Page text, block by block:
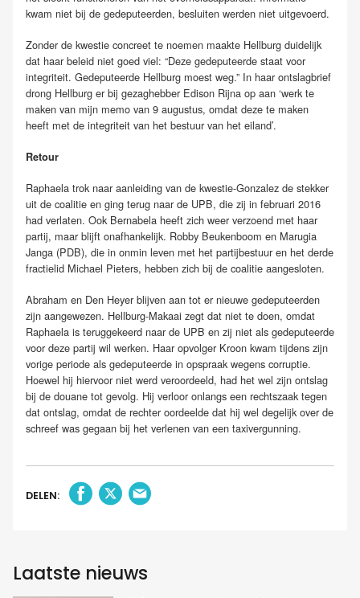
kwam niet bij de gedeputeerden, besluiten werden niet uitgevoerd.
Zonder de kwestie concreet te noemen maakte Hellburg duidelijk
dat haar beleid niet goed viel: “Deze gedeputeerde staat voor
integriteit. Gedeputeerde Hellburg moest weg.” In haar ontslagbrief
drong Hellburg er bij gezaghebber Edison Rijna op aan ‘werk te
maken van mijn memo van 9 augustus, omdat deze te maken
heeft met de integriteit van het bestuur van het eiland’.
Retour
Raphaela trok naar aanleiding van de kwestie-Gonzalez de stekker
uit de coalitie en ging terug naar de UPB, die zij in februari 2016
had verlaten. Ook Bernabela heeft zich weer verzoend met haar
partij, maar blijft onafhankelijk. Robby Beukenboom en Marugia
Janga (PDB), die in onmin leven met het partijbestuur en het derde
fractielid Michael Pieters, hebben zich bij de coalitie aangesloten.
Abraham en Den Heyer blijven aan tot er nieuwe gedeputeerden
zijn aangewezen. Hellburg-Makaai zegt dat niet te doen, omdat
Raphaela is teruggekeerd naar de UPB en zij niet als gedeputeerde
voor deze partij wil werken. Haar opvolger Kroon kwam tijdens zijn
vorige periode als gedeputeerde in opspraak wegens corruptie.
Hoewel hij hiervoor niet werd veroordeeld, had het wel zijn ontslag
bij de douane tot gevolg. Hij verloor onlangs een rechtszaak tegen
dat ontslag, omdat de rechter oordeelde dat hij wel degelijk over de
schreef was gegaan bij het verlenen van een taxivergunning.
DELEN:
Laatste nieuws